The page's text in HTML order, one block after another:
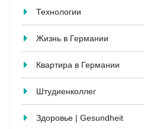
Технологии
Жизнь в Германии
Квартира в Германии
Штудиенколлег
Здоровье | Gesundheit